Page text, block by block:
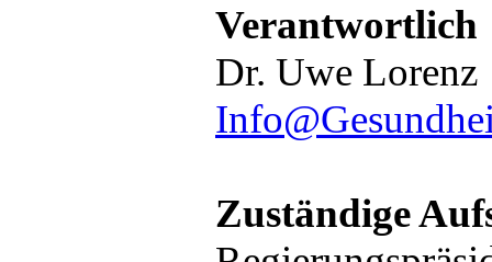
Verantwortlich
Dr. Uwe Lorenz
Zuständige